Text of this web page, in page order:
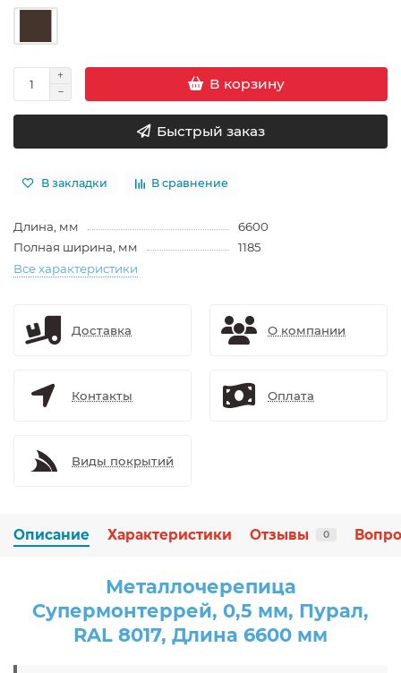
В корзину
Быстрый заказ
В закладки В сравнение
Длина, мм
6600
Полная ширина, мм
1185
Все характеристики
Доставка О компании
Контакты Оплата
Виды покрытий
Описание Характеристики Отзывы 0
Металлочерепица
Супермонтеррей, 0,5 мм, Пурал,
RAL 8017, Длина 6600 мм